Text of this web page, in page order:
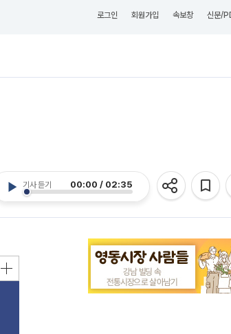
로그인 회원가입 속보창 신문/
기사 듣기 00:00 / 02:35